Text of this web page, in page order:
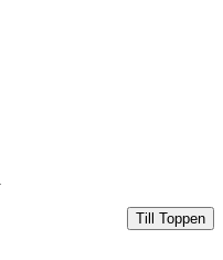
Till Toppen